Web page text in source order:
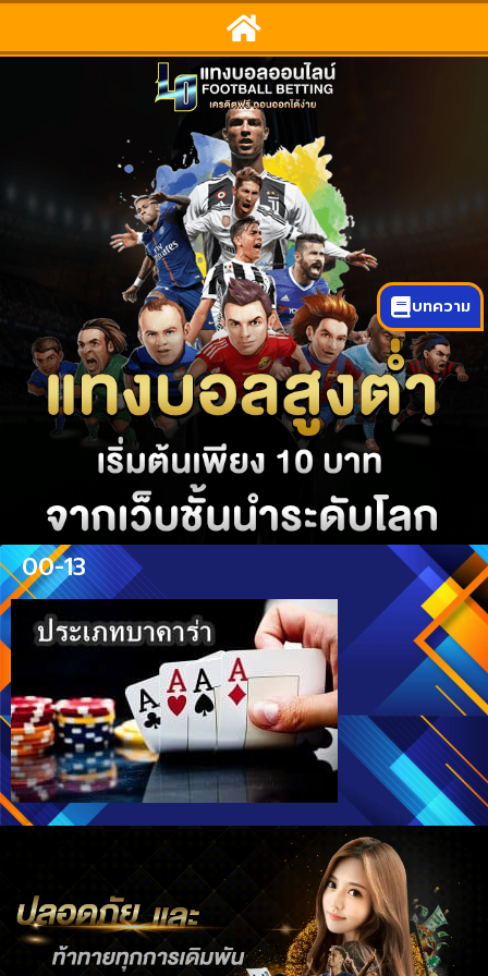
00-13
บทความ